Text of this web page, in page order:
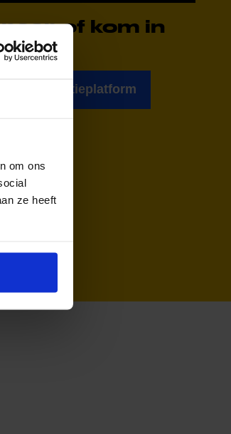
om ons
ze heeft
of kom in
naar het actieplatform